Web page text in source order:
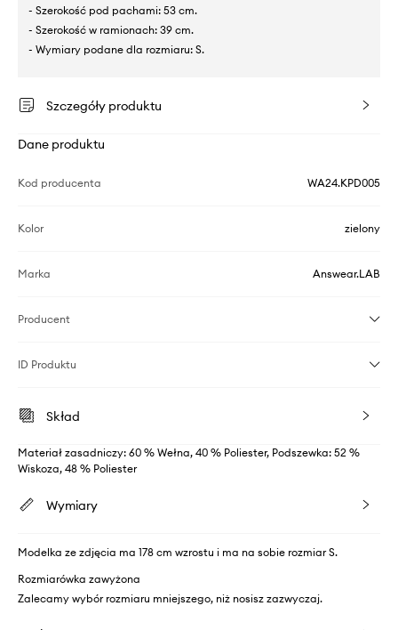
- Szerokość pod pachami: 53 cm.
- Szerokość w ramionach: 39 cm.
- Wymiary podane dla rozmiaru: S.
Szczegóły produktu
Dane produktu
Kod producenta WA24.KPD005
Kolor zielony
Marka Answear.LAB
Producent
ID Produktu
Skład
Materiał zasadniczy: 60 % Wełna, 40 % Poliester, Podszewka: 52 %
Wiskoza, 48 % Poliester
Wymiary
Modelka ze zdjęcia ma 178 cm wzrostu i ma na sobie rozmiar S.
Rozmiarówka zawyżona
Zalecamy wybór rozmiaru mniejszego, niż nosisz zazwyczaj.